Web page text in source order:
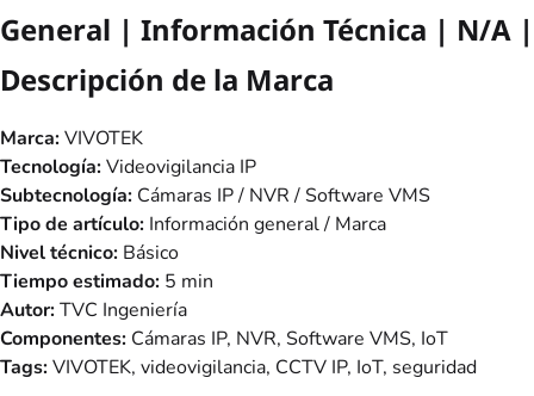
General | Información Técnica | N/A |
Descripción de la Marca
Marca:VIVOTEK
Tecnología:Videovigilancia IP
Subtecnología: Cámaras IP / NVR / Software VMS
Tipo de artículo: Información general / Marca
Nivel técnico: Básico
Tiempo estimado: 5 min
Autor:TVC Ingeniería
Componentes: Cámaras IP, NVR, Software VMS, IoT
Tags:VIVOTEK, videovigilancia, CCTV IP, IoT, seguridad